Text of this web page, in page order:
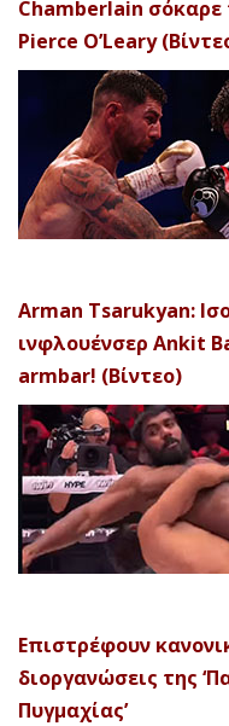
Chamberlain
Pierce O’Leary
Arman Tsarukyan:
ινφλουένσερ Ankit
armbar! (Βίντεο)
Επιστρέφουν
διοργανώσεις της
Πυγμαχίας’